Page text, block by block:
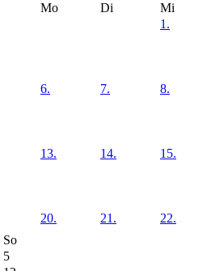
So
5
Mo Di
Mi
1.
6. 7. 8.
13. 14. 15.
20. 21. 22.